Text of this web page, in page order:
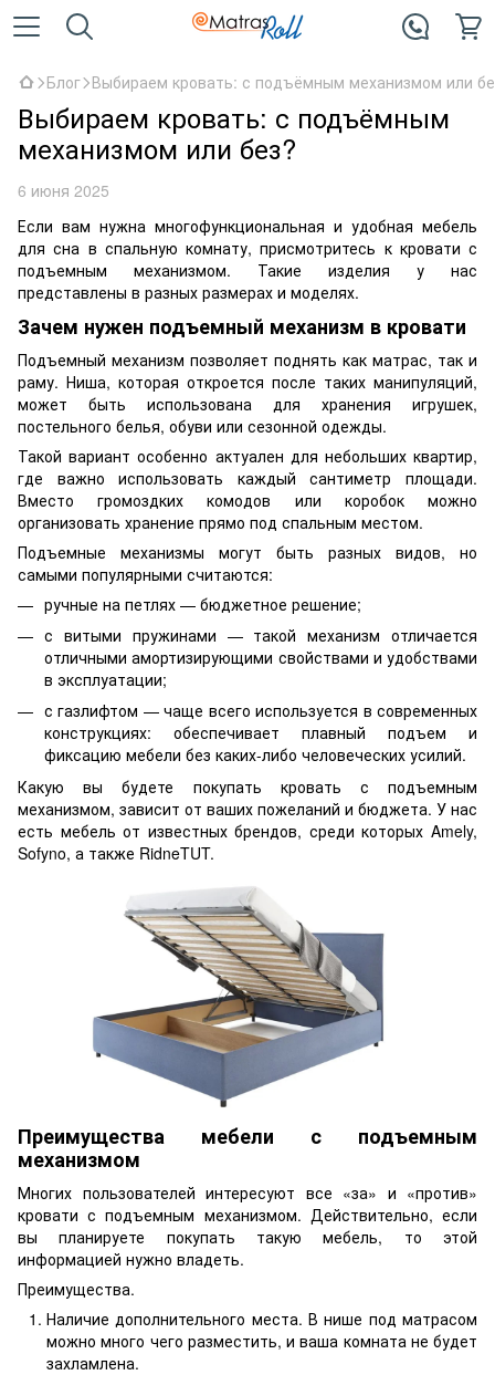
Блог Выбираем кровать: с подъёмным механизмом или
Выбираем кровать: с подъёмным
механизмом или без?
6 июня 2025
Если вам нужна многофункциональная и удобная мебель
для сна в спальную комнату, присмотритесь к кровати с
подъемным механизмом. Такие изделия у нас
представлены в разных размерах и моделях.
Зачем нужен подъемный механизм в кровати
Подъемный механизм позволяет поднять как матрас, так и
раму. Ниша, которая откроется после таких манипуляций,
может быть использована для хранения игрушек,
постельного белья, обуви или сезонной одежды.
Такой вариант особенно актуален для небольших квартир,
где важно использовать каждый сантиметр площади.
Вместо громоздких комодов или коробок можно
организовать хранение прямо под спальным местом.
Подъемные механизмы могут быть разных видов, но
самыми популярными считаются:
ручные на петлях — бюджетное решение;
с витыми пружинами — такой механизм отличается
отличными амортизирующими свойствами и удобствами
в эксплуатации;
с газлифтом — чаще всего используется в современных
конструкциях: обеспечивает плавный подъем и
фиксацию мебели без каких-либо человеческих усилий.
Какую вы будете покупать кровать с подъемным
механизмом, зависит от ваших пожеланий и бюджета. У нас
есть мебель от известных брендов, среди которых Amely,
Sofyno, а также RidneTUT.
Преимущества мебели с подъемным
механизмом
Многих пользователей интересуют все «за» и «против»
кровати с подъемным механизмом. Действительно, если
вы планируете покупать такую мебель, то этой
информацией нужно владеть.
Преимущества.
Наличие дополнительного места. В нише под матрасом
можно много чего разместить, и ваша комната не будет
захламлена.